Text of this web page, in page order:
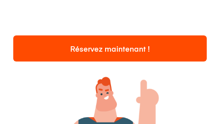
Réservez maintenant !